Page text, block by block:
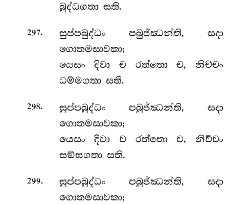
බුද්ධගතා සති.
297.
සුප්පබුද්ධං පබුජ්ඣන්ති, සදා
ගොතමසාවකා;
යෙසං දිවා ච රත්තො ච, නිච්චං
ධම්මගතා සති.
298. සුප්පබුද්ධංපබුජ්ඣන්ති, සදා
ගොතමසාවකා;
යෙසං දිවා ච රත්තො ච, නිච්චං
සඞ්ඝගතා සති.
299.
සුප්පබුද්ධං පබුජ්ඣන්ති, සදා
ගොතමසාවකා;